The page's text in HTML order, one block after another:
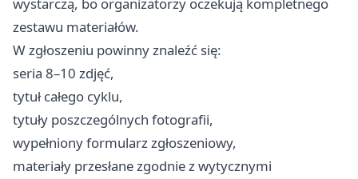
wystarczą, bo organizatorzy oczekują kompletnego
zestawu materiałów.
W zgłoszeniu powinny znaleźć się:
seria 8–10 zdjęć,
tytuł całego cyklu,
tytuły poszczególnych fotografii,
wypełniony formularz zgłoszeniowy,
materiały przesłane zgodnie z wytycznymi